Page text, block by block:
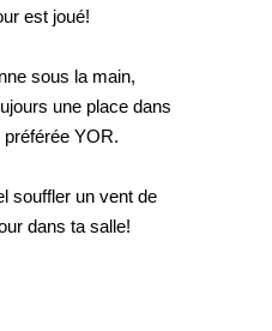
est joué!
sous la main,
une place dans
YOR.
souffler un vent de
dans ta salle!